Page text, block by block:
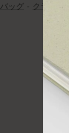
ノートブック
サブカテゴリ
モレスキン
サブカテゴリ
ライティン
サブカテゴ
限定版ノー
スマートラ
サブカテゴリ
モレスキ
アプリ・サ
サブカテゴ
カスタムノ
和紙テープ
ミニノー
別注＆コー
我々の歴史
モレスキン
ペンと紙の力
持続可能な
ウェルカムオフ
通常特典: パー
バースデー特
先行プレビュ
伝説的なお得情
セールへの早
モレスキン限定
返品期間の延長
バッグ クラシッ